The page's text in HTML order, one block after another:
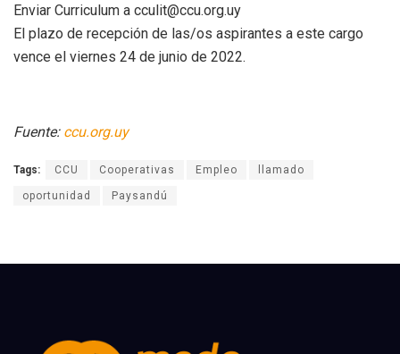
Enviar Curriculum a cculit@ccu.org.uy
El plazo de recepción de las/os aspirantes a este cargo
vence el viernes 24 de junio de 2022.
Fuente: ccu.org.uy
Tags: CCU Cooperativas Empleo llamado
oportunidad Paysandú